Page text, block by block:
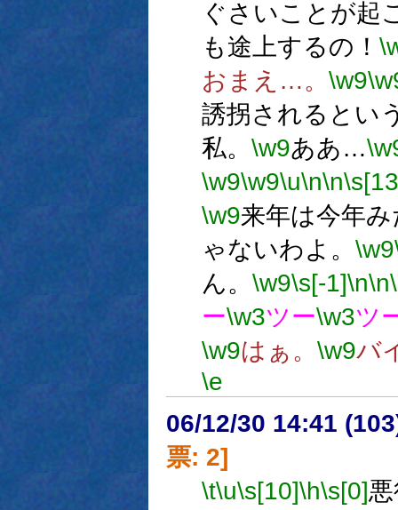
ぐさいことが起
も途上するの！
おまえ…。 \w9
誘拐されるとい
私。 \w9ああ…
\w9\w9\u\n\n
\w9来年は今年
ゃないわよ。 \w9
ん。 \w9\s[-1]\n\n
ー\w3ツー\w3ツ
\w9はぁ。 \w9バ
\e
06/12/30 14:41
票: 2]
\t\u\s[10]\h\s[0]